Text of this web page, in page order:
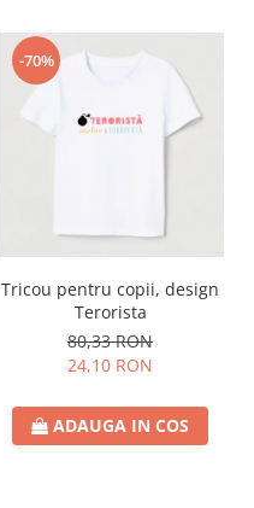
-70%
Tricou pentru copii, design
Terorista
80,33 RON
24,10 RON
ADAUGA IN COS